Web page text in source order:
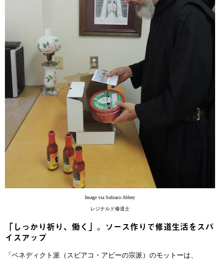
Image via Subiaco Abbey
レジナルド修道士
「しっかり祈り、働く」。ソース作りで修道生活をスパ
イスアップ
「ベネディクト派（スビアコ・アビーの宗派）のモットーは、